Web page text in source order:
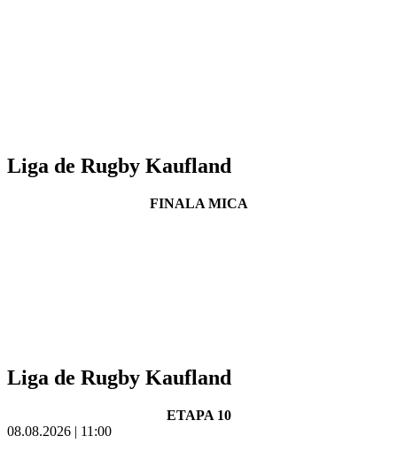
Liga de Rugby Kaufland
FINALA MICA
Liga de Rugby Kaufland
ETAPA 10
08.08.2026 | 11:00